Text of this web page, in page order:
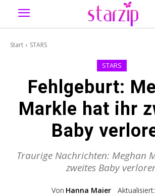
Start STARS
STARS
Fehlgeburt:
Markle hat ihr
Baby
Traurige Nachrichten: Meghan
zweites Baby
Von Hanna Maier Aktualisiert: